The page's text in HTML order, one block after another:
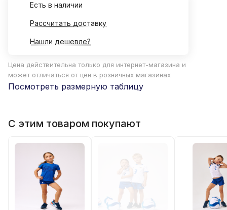
Есть в наличии
Рассчитать доставку
Нашли дешевле?
Цена действительна только для интернет-магазина и
может отличаться от цен в розничных магазинах
Посмотреть размерную таблицу
С этим товаром покупают